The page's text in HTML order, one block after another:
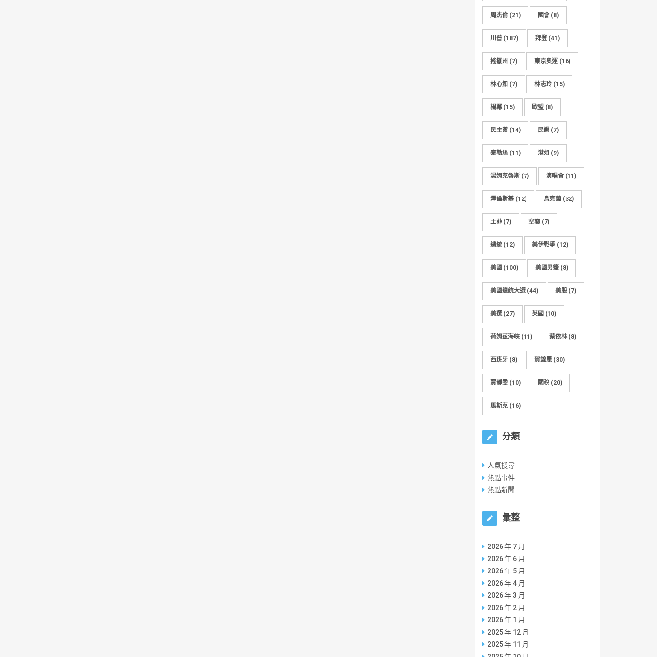
周杰倫 (21) 國會 (8)
川普 (187) 拜登 (41)
搖擺州 (7) 東京奧運(16)
林心如 (7) 林志玲 (15)
楊冪 (15) 歐盟 (8)
民主黨 (14) 民調 (7)
泰勒絲 (11) 港姐 (9)
湯姆克魯斯 (7) 演唱會 (11)
澤倫斯基 (12) 烏克蘭 (32)
王菲 (7) 空襲 (7)
總統 (12) 美伊戰爭 (12)
美國 (100) 美國男籃 (8)
美國總統大選(44) 美股 (7)
美選(27) 英國 (10)
荷姆茲海峽 (11) 蔡依林 (8)
西班牙 (8) 賀錦麗 (30)
賈靜雯 (10) 關稅 (20)
馬斯克 (16)
分類
人氣搜尋
熱點事件
熱點新聞
彙整
2026 年 7 月
2026 年 6 月
2026 年 5 月
2026 年 4 月
2026 年 3 月
2026 年 2 月
2026 年 1 月
2025 年 12 月
2025 年 11 月